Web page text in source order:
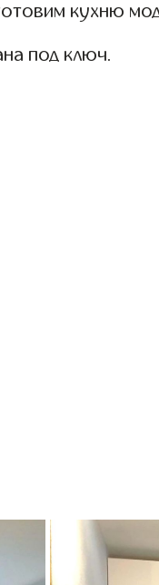
кухню
под ключ.